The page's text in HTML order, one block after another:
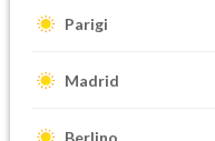
Parigi
Madrid
Berlino